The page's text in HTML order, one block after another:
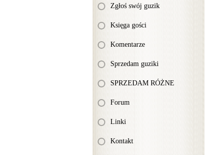
Zgłoś swój guzik
Księga gości
Komentarze
Sprzedam guziki
SPRZEDAM RÓŻNE
Forum
Linki
Kontakt